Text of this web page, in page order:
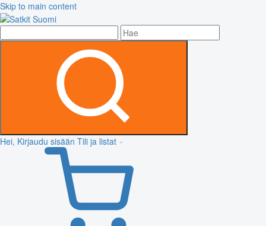
Skip to main content
Hei, Kirjaudu sisään Tili ja listat